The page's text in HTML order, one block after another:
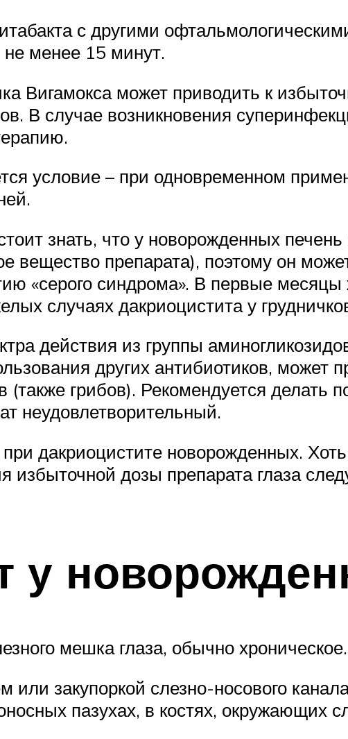
с другими
менее 15 минут.
Вигамокса может приводить к
В случае возникновения
условие – при одновременном
знать, что у новорожденных печень
вещество препарата), поэтому он
«серого синдрома». В первые
случаях дакриоцистита у
действия из группы
других антибиотиков, может
грибов). Рекомендуется делать
неудовлетворительный.
дакриоцистите новорожденных.
избыточной дозы препарата глаза
у
мешка глаза, обычно хроническое.
закупоркой слезно-носового
пазухах, в костях, окружающих